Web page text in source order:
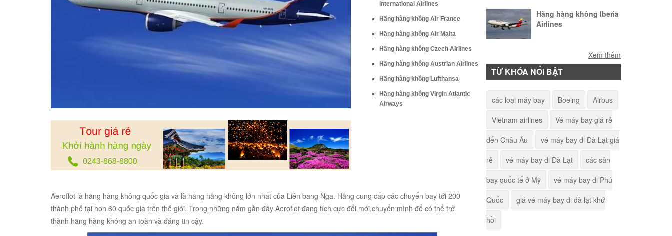
International Airlines
Hãng hàng không Air France
Hãng hàng không Air Malta
Hãng hàng không Czech Airlines
Hãng hàng không Austrian Airlines
Hãng hàng không Lufthansa
Hãng hàng không Virgin Atlantic
Airways
Aeroflot là hãng hàng không quốc gia và là hãng hãng không lớn nhất của Liên bang Nga. Hãng cung cấp các chuyến bay tới 200
thành phố tại hơn 60 quốc gia trên thế giới. Trong những năm gần đây Aeroflot đang tích cực đổi mới,chuyển mình để có thể trở
thành hãng hàng không an toàn và đáng tin cậy.
Hãng hàng không Iberia
Airlines
Hãng hàng không
Icelandair
Polish Airlines
Jetblue Airways
Bulgaria Air
Xem thêm
TỪ KHÓA NỔI BẬT
các loại máy bay Boeing
Airbus
Vietnam airlines
Vé máy bay giá rẻ
đến Châu Âu
vé máy bay đi Đà Lạt giá
rẻ
vé máy bay đi Đà Lạt
các sân
bay quốc tế ở Mỹ
vé máy bay đi Phú
Quốc
giá vé máy bay đi đà lạt khứ
hồi